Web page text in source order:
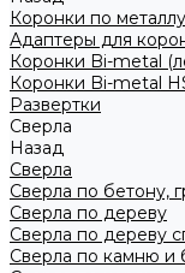
Коронки по металлу
Адаптеры для
Коронки Bi-metal
Коронки Bi-metal
Развертки
Сверла
Назад
Сверла
Сверла по бетону,
Сверла по дереву
Сверла по дереву
Сверла по камню и